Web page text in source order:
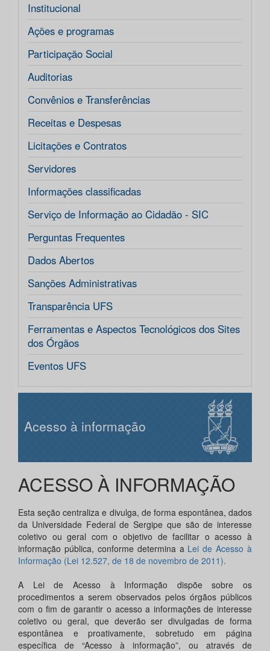
Institucional
Ações e programas
Participação Social
Auditorias
Convênios e Transferências
Receitas e Despesas
Licitações e Contratos
Servidores
Informações classificadas
Serviço de Informação ao Cidadão - SIC
Perguntas Frequentes
Dados Abertos
Sanções Administrativas
Transparência UFS
Ferramentas e Aspectos Tecnológicos dos Sites
dos Órgãos
Eventos UFS
Acesso à informação
ACESSO À INFORMAÇÃO
Esta seção centraliza e divulga, de forma espontânea, dados
da Universidade Federal de Sergipe que são de interesse
coletivo ou geral com o objetivo de facilitar o acesso à
informação pública, conforme determina a Lei de Acesso à
Informação (Lei 12.527, de 18 de novembro de 2011).
A Lei de Acesso à Informação dispõe sobre os
procedimentos a serem observados pelos órgãos públicos
com o fim de garantir o acesso a informações de interesse
coletivo ou geral, que deverão ser divulgadas de forma
espontânea e proativamente, sobretudo em página
específica de “Acesso à informação”, ou através de